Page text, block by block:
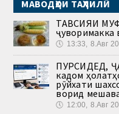
МАВОДҲОИ ТАҲЛИЛӢ
ТАВСИЯИ
🕔 13:33, 8.Авг
ПУРСИДЕД,
кадом
рӯйхати
ворид
🕔 12:00, 8.Авг